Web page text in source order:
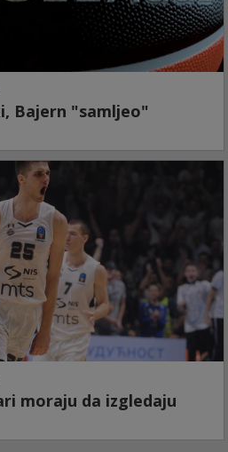
Bajern "samljeo"
moraju da izgledaju